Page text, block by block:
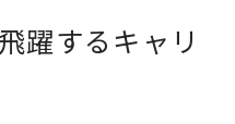
活かした年収向上法
技術者資格の選び方
躍するキャリ